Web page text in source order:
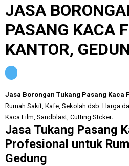
JASA
PASANG KACA
KANTOR,
Jasa Borongan Tukang Pasang Kaca
Rumah Sakit, Kafe, Sekolah dsb. Harga
Kaca Film, Sandblast, Cutting Stcker.
Jasa Tukang Pasang
Profesional untuk
Gedung